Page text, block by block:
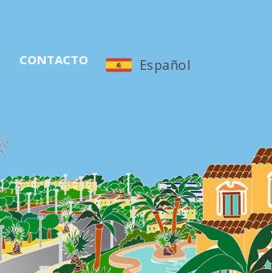
CONTACTO Español